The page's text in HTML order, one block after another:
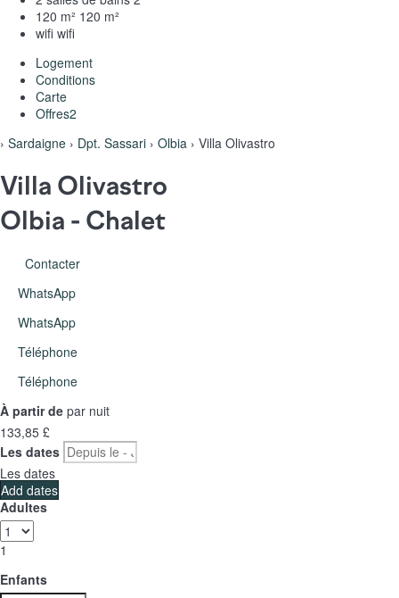
120 m² 120 m²
wifi wifi
Logement
Conditions
Carte
Offres2
› Sardaigne › Dpt. Sassari › Olbia › Villa Olivastro
Villa Olivastro
Olbia - Chalet
Contacter
WhatsApp
WhatsApp
Téléphone
Téléphone
À partir de par nuit
133,85 £
Les dates
Les dates
Add dates
Adultes
1
Enfants